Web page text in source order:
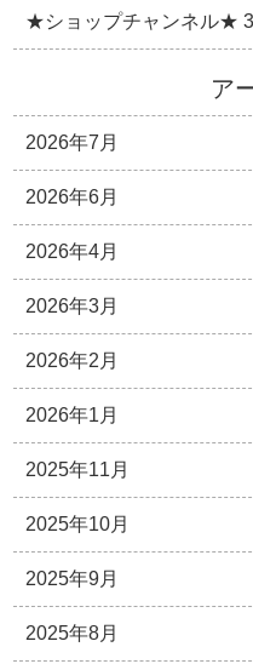
★ショップチャンネル★
ア
2026年7月
2026年6月
2026年4月
2026年3月
2026年2月
2026年1月
2025年11月
2025年10月
2025年9月
2025年8月